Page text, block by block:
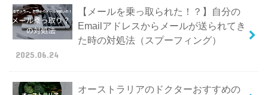
【メールを乗っ取られた！？】自分の
Emailアドレスからメールが送られてき
た時の対処法（スプーフィング）
2025.06.24
オーストラリアのドクターおすすめの